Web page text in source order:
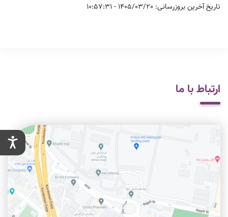
تاریخ آخرین بروزرسانی: 1405/03/20 - 10:57:31
ارتباط با ما